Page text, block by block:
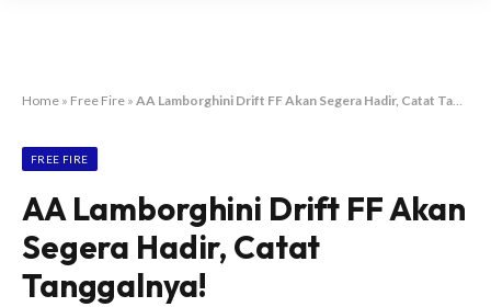
Home » Free Fire » AA Lamborghini Drift FF Akan Segera Hadir, Catat Tanggalnya!
FREE FIRE
AA Lamborghini Drift FF Akan
Segera Hadir, Catat
Tanggalnya!